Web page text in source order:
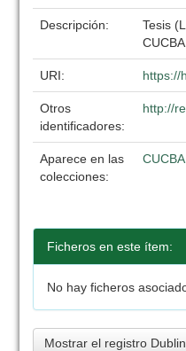
Descripción:
Tesis
CUCBA.
URI: https://
Otros
identificadores:
http://
Aparece en las
colecciones:
CUCBA
Ficheros en este ítem:
No hay ficheros
Mostrar el registro